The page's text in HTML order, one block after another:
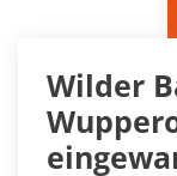
Wilder